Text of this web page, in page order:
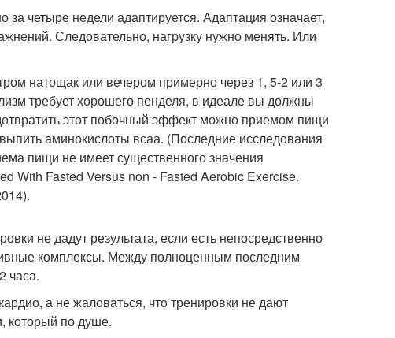
четыре недели адаптируется. Адаптация означает,
Следовательно, нагрузку нужно менять. Или
натощак или вечером примерно через 1, 5-2 или 3
требует хорошего пенделя, в идеале вы должны
этот побочный эффект можно приемом пищи
аминокислоты всаа. (Последние исследования
пищи не имеет существенного значения
With Fasted Versus non - Fasted Aerobic Exercise.
не дадут результата, если есть непосредственно
комплексы. Между полноценным последним
часа.
а не жаловаться, что тренировки не дают
который по душе.